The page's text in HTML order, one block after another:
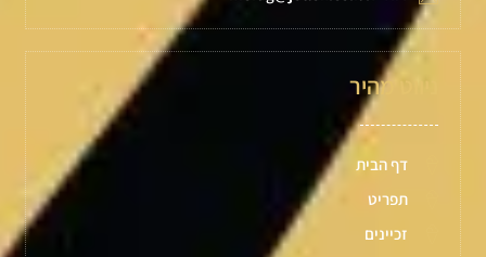
ניווט מהיר
דף הבית
תפריט
זכיינים